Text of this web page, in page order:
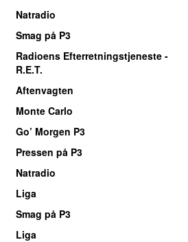
Natradio
Smag på P3
Radioens Efterretningstjeneste -
R.E.T.
Aftenvagten
Monte Carlo
Go’ Morgen P3
Pressen på P3
Natradio
Liga
Smag på P3
Liga